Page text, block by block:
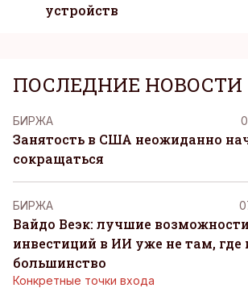
устройств
ПОСЛЕДНИЕ НОВОСТИ
БИРЖА
Занятость в США неожиданно
сокращаться
БИРЖА
Вайдо Веэк: лучшие
инвестиций в ИИ уже не там, где
большинство
Конкретные точки входа